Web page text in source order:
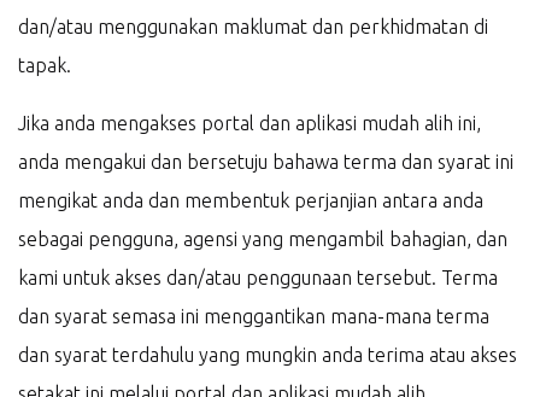
dan/atau menggunakan maklumat dan perkhidmatan di
tapak.
Jika anda mengakses portal dan aplikasi mudah alih ini,
anda mengakui dan bersetuju bahawa terma dan syarat ini
mengikat anda dan membentuk perjanjian antara anda
sebagai pengguna, agensi yang mengambil bahagian, dan
kami untuk akses dan/atau penggunaan tersebut. Terma
dan syarat semasa ini menggantikan mana-mana terma
dan syarat terdahulu yang mungkin anda terima atau akses